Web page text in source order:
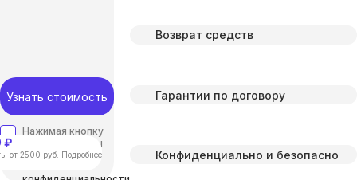
Узнать стоимость
Нажимая кнопку
“отправить”, вы
соглашаетесь с
₽
от 2500 руб. Подробнее
Возврат средств
Гарантии по договору
Конфиденциально и безопасно